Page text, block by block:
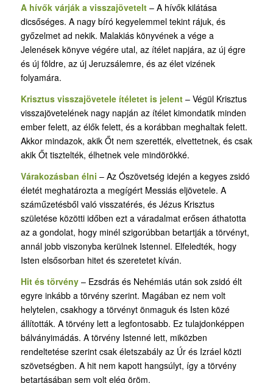
A hívők várják a visszajövetelt – A hívők kilátása
dicsőséges. A nagy bíró kegyelemmel tekint rájuk, és
győzelmet ad nekik. Malakiás könyvének a vége a
Jelenések könyve végére utal, az ítélet napjára, az új égre
és új földre, az új Jeruzsálemre, és az élet vizének
folyamára.
Krisztus visszajövetele ítéletet is jelent – Végül Krisztus
visszajövetelének nagy napján az ítélet kimondatik minden
ember felett, az élők felett, és a korábban meghaltak felett.
Akkor mindazok, akik Őt nem szerették, elvettetnek, és csak
akik Őt tisztelték, élhetnek vele mindörökké.
Várakozásban élni – Az Ószövetség idején a kegyes zsidó
életét meghatározta a megígért Messiás eljövetele. A
száműzetésből való visszatérés, és Jézus Krisztus
születése közötti időben ezt a váradalmat erősen áthatotta
az a gondolat, hogy minél szigorúbban betartják a törvényt,
annál jobb viszonyba kerülnek Istennel. Elfeledték, hogy
Isten elsősorban hitet és szeretetet kíván.
Hit és törvény – Ezsdrás és Nehémiás után sok zsidó élt
egyre inkább a törvény szerint. Magában ez nem volt
helytelen, csakhogy a törvényt önmaguk és Isten közé
állították. A törvény lett a legfontosabb. Ez tulajdonképpen
bálványimádás. A törvény Istenné lett, miközben
rendeltetése szerint csak életszabály az Úr és Izráel közti
szövetségben. A hit nem kapott hangsúlyt, így a törvény
betartásában sem volt elég öröm.